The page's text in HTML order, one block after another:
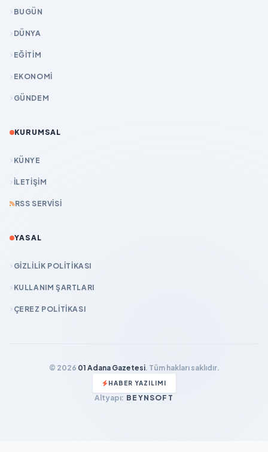
BUGÜN
DÜNYA
EĞİTİM
EKONOMİ
GÜNDEM
KURUMSAL
KÜNYE
İLETIŞIM
RSS SERVISI
YASAL
GIZLILIK POLITIKASI
KULLANIM ŞARTLARI
ÇEREZ POLITIKASI
© 2026 01 Adana Gazetesi. Tüm hakları saklıdır.
HABER YAZILIMI
Altyapı: BEYNSOFT